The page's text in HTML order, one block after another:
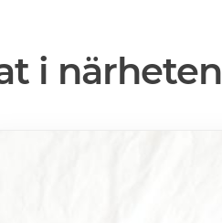
i närheten